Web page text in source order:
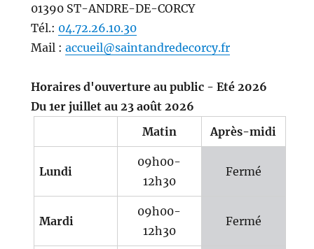
01390 ST-ANDRE-DE-CORCY
Tél.: 04.72.26.10.30
Mail : accueil@saintandredecorcy.fr
Horaires d'ouverture au public - Eté 2026
Du 1er juillet au 23 août 2026
Matin
Après-midi
Lundi
09h00-
12h30
Fermé
Mardi
09h00-
12h30
Fermé